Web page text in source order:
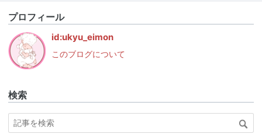
プロフィール
id:ukyu_eimon
このブログについて
検索